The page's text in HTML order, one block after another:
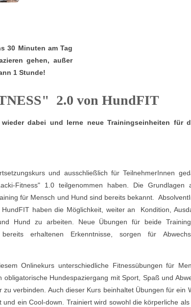
30 Minuten am Tag
gehen, außer
1 Stunde!
2.0 von HundFIT
dabei und lerne neue Trainingseinheiten für
und ausschließlich für TeilnehmerInnen
Fitness" 1.0 teilgenommen haben. Die Grundlagen
für Mensch und Hund sind bereits bekannt.
haben die Möglichkeit, weiter an Kondition,
Hund zu arbeiten. Neue Übungen für beide
erhaltenen Erkenntnisse, sorgen für
Onlinekurs unterschiedliche Fitnessübungen für
obligatorische Hundespaziergang mit Sport, Spaß und
zu verbinden. Auch dieser Kurs beinhaltet Übungen für ein
ein Cool-down. Trainiert wird sowohl die körperliche als